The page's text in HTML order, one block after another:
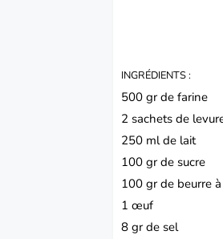
INGRÉDIENTS :
500 gr de farine
2 sachets de
250 ml de lait
100 gr de sucre
100 gr de beurre
1œuf
8 gr de sel